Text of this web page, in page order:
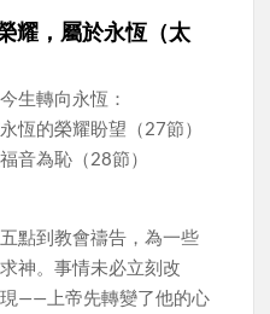
耀，屬於永恆（太
生轉向永恆：
恆的榮耀盼望（27節）
音為恥（28節）
點到教會禱告，為一些
神。事情未必立刻改
——上帝先轉變了他的心